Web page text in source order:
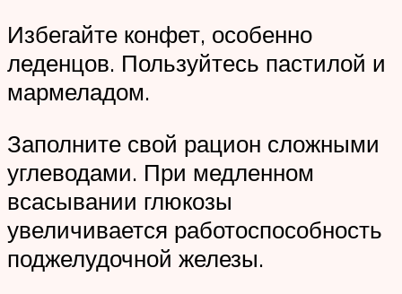
Избегайте конфет, особенно
леденцов. Пользуйтесь пастилой и
мармеладом.
Заполните свой рацион сложными
углеводами. При медленном
всасывании глюкозы
увеличивается работоспособность
поджелудочной железы.